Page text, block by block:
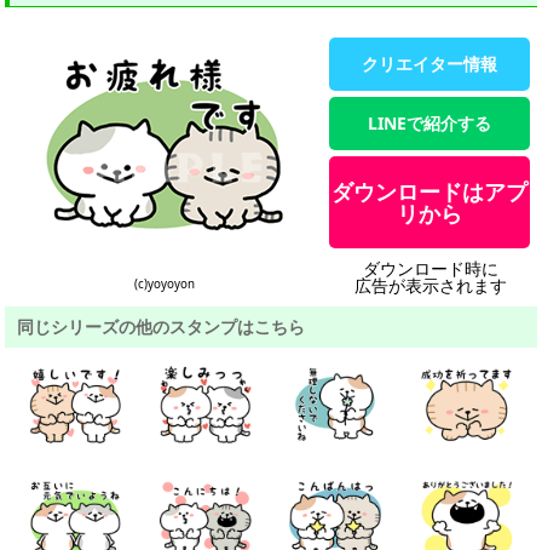
(c)yoyoyon
クリエイター情報
LINEで紹介する
ダウンロードはアプ
リから
ダウンロード時に
広告が表示されます
同じシリーズの他のスタンプはこちら